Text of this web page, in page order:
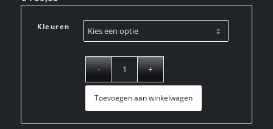
Kleuren
Toevoegen aan winkelwagen